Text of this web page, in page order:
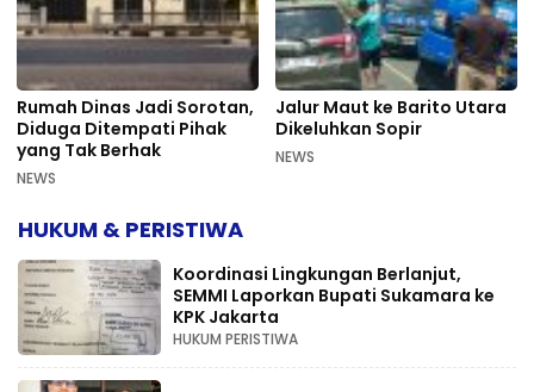
Rumah Dinas Jadi Sorotan,
Diduga Ditempati Pihak
yang Tak Berhak
NEWS
Jalur Maut ke Barito Utara
Dikeluhkan Sopir
NEWS
HUKUM & PERISTIWA
Koordinasi Lingkungan Berlanjut,
SEMMI Laporkan Bupati Sukamara ke
KPK Jakarta
HUKUM PERISTIWA